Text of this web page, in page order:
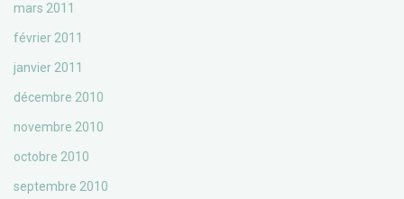
mars 2011
février 2011
janvier 2011
décembre 2010
novembre 2010
octobre 2010
septembre 2010